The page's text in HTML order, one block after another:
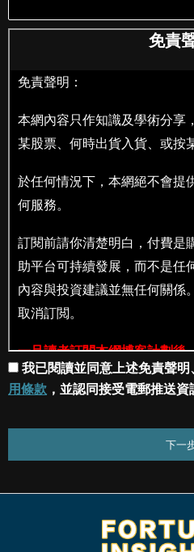
我已閱讀並同意上述免責聲明、
用條款 ，並認同接受電郵推送